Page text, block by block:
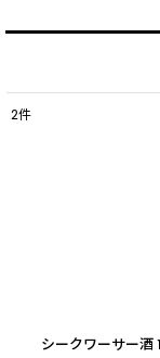
2件
シークワーサー